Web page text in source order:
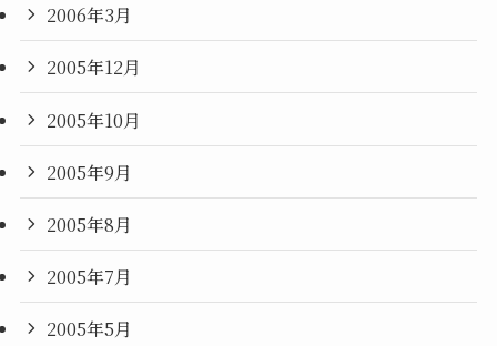
2006年3月
2005年12月
2005年10月
2005年9月
2005年8月
2005年7月
2005年5月